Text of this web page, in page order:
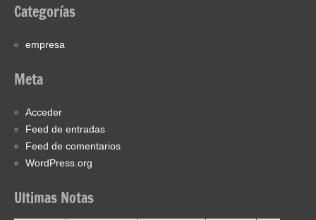
Categorías
empresa
Meta
Acceder
Feed de entradas
Feed de comentarios
WordPress.org
Ultimas Notas